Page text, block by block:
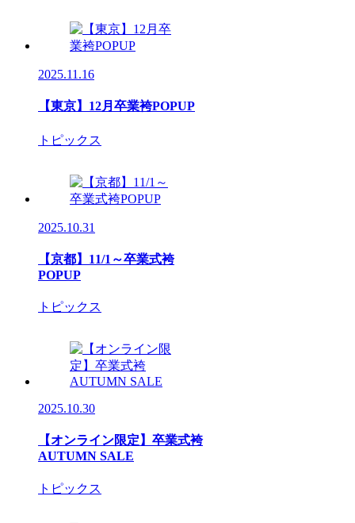
2025.11.16
【東京】12月卒業袴POPUP
トピックス
2025.10.31
【京都】11/1～卒業式袴
POPUP
トピックス
2025.10.30
【オンライン限定】卒業式袴
AUTUMN SALE
トピックス